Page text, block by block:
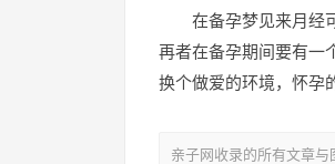
在备孕梦见来月经
再者在备孕期间要有一
换个做爱的环境，怀孕
亲子网收录的所有文章